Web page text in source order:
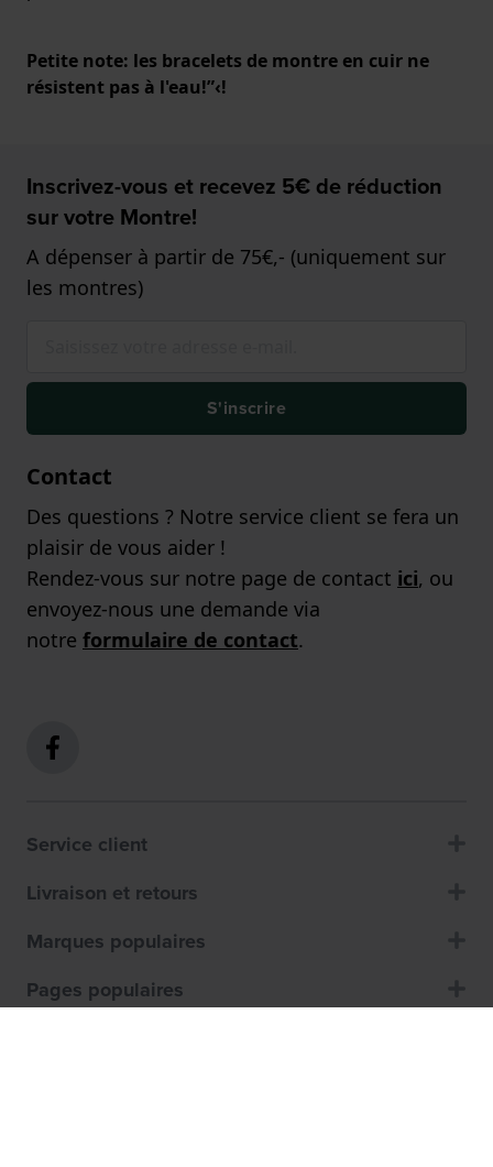
Petite note: les bracelets de montre en cuir ne
résistent pas à l'eau!”‹!
Inscrivez-vous et recevez 5€ de réduction
sur votre Montre!
A dépenser à partir de 75€,- (uniquement sur
les montres)
S'inscrire
Contact
Des questions ? Notre service client se fera un
plaisir de vous aider !
Rendez-vous sur notre page de contact ici, ou
envoyez-nous une demande via
notre formulaire de contact.
Service client
Livraison et retours
Marques populaires
Pages populaires